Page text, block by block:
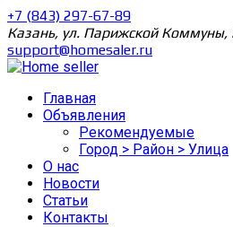
+7 (843) 297-67-89
Казань, ул. Парижской Коммуны,
support@homesaler.ru
Главная
Объявления
Рекомендуемые
Город > Район > Улица
О нас
Новости
Статьи
Контакты